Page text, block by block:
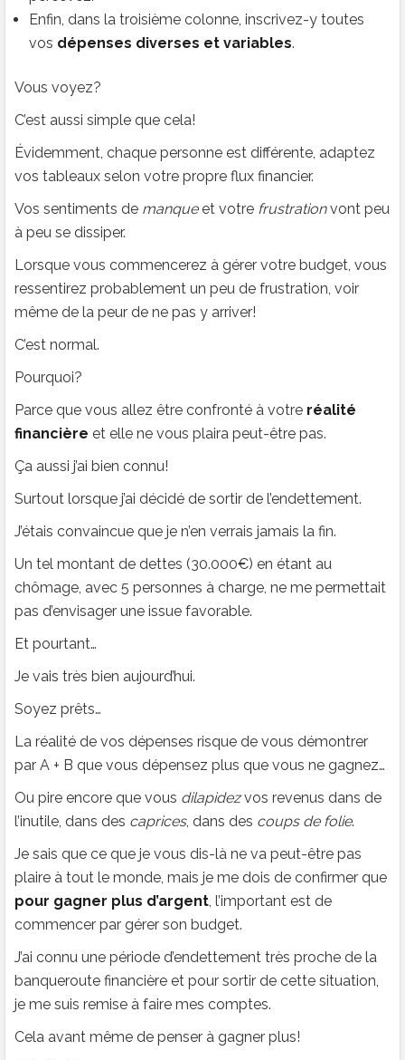
Enfin, dans la troisième colonne, inscrivez-y toutes
vos dépenses diverses et variables.
Vous voyez?
C’est aussi simple que cela!
Évidemment, chaque personne est différente, adaptez
vos tableaux selon votre propre flux financier.
Vos sentiments de manqueet votre frustrationvont peu
à peu se dissiper.
Lorsque vous commencerez à gérer votre budget, vous
ressentirez probablement un peu de frustration, voir
même de la peur de ne pas y arriver!
C’est normal.
Pourquoi?
Parce que vous allez être confronté à votre réalité
financière et elle ne vous plaira peut-être pas.
Ça aussi j’ai bien connu!
Surtout lorsque j’ai décidé de sortir de l’endettement.
J’étais convaincue que je n’en verrais jamais la fin.
Un tel montant de dettes (30.000€) en étant au
chômage, avec 5 personnes à charge, ne me permettait
pas d’envisager une issue favorable.
Et pourtant…
Je vais très bien aujourd’hui.
Soyez prêts…
La réalité de vos dépenses risque de vous démontrer
par A + B que vous dépensez plus que vous ne gagnez…
Ou pire encore que vous dilapidezvos revenus dans de
l’inutile, dans des caprices, dans des coups de folie.
Je sais que ce que je vous dis-là ne va peut-être pas
plaire à tout le monde, mais je me dois de confirmer que
pour gagner plus d’argent, l’important est de
commencer par gérer son budget.
J’ai connu une période d’endettement très proche de la
banqueroute financière et pour sortir de cette situation,
je me suis remise à faire mes comptes.
Cela avant même de penser à gagner plus!